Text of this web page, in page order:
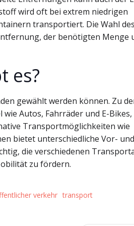
wird oft bei extrem niedrigen
transportiert. Die Wahl des
der benötigten Menge
es?
gewählt werden können. Zu
Autos, Fahrräder und E-Bikes,
Transportmöglichkeiten wie
bietet unterschiedliche Vor- und
die verschiedenen
zu fördern.
verkehr transport